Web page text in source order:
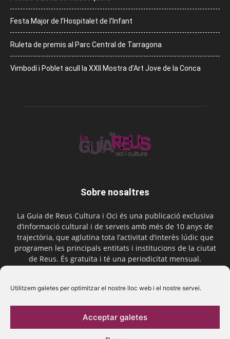
Utilitzem galetes per optimitzar el nostre lloc web i el nostre servei.
Acceptar galetes
Festa Major de l’Hospitalet de l’Infant
Ruleta de premis al Parc Central de Tarragona
Vimbodí i Poblet acull la XXII Mostra d’Art Jove de la Conca
Sobre nosaltres
La Guia de Reus Cultura i Oci és una publicació exclusiva
d’informació cultural i de serveis amb més de 10 anys de
trajectòria, que aglutina tota l’activitat d’interès lúdic que
programen les principals entitats i institucions de la ciutat
de Reus. És gratuïta i té una periodicitat mensual.
Segueix-nos